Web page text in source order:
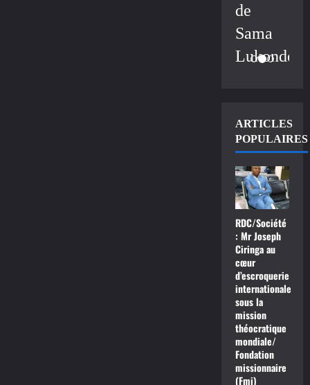
de
Sama
Lukonde
ARTICLES
POPULAIRES
RDC/Société
: Mr Joseph
Ciringa au
cœur
d’escroquerie
internationale
sous la
mission
théocratique
mondiale/
Fondation
missionnaire
(Fmi)